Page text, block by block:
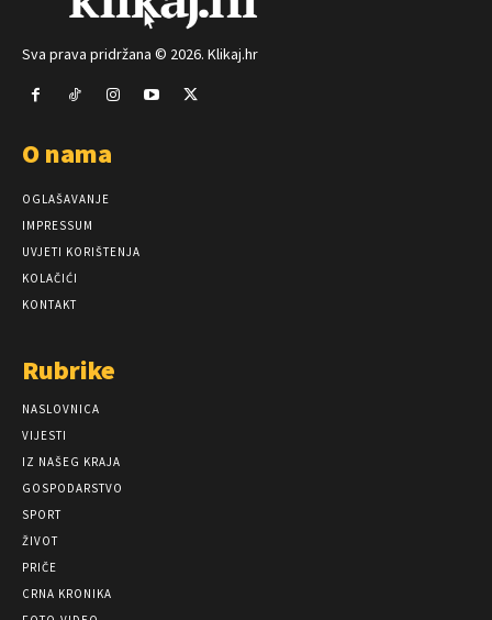
Sva prava pridržana © 2026. Klikaj.hr
O nama
OGLAŠAVANJE
IMPRESSUM
UVJETI KORIŠTENJA
KOLAČIĆI
KONTAKT
Rubrike
NASLOVNICA
VIJESTI
IZ NAŠEG KRAJA
GOSPODARSTVO
SPORT
ŽIVOT
PRIČE
CRNA KRONIKA